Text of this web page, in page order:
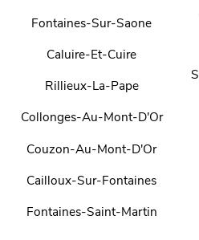
Fontaines-Sur-Saone
Caluire-Et-Cuire
Rillieux-La-Pape
Collonges-Au-Mont-D'Or
Couzon-Au-Mont-D'Or
Cailloux-Sur-Fontaines
Fontaines-Saint-Martin